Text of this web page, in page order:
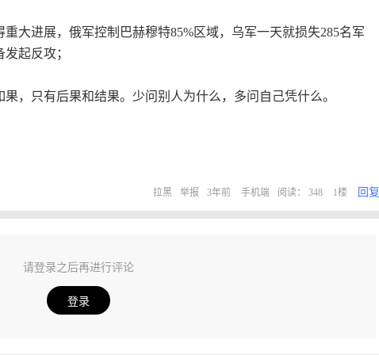
重大进展，俄军控制巴赫穆特85%区域，乌军一天就损失285名军
起反攻；
果，只有后果和结果。少问别人为什么，多问自己凭什么。
拉黑 举报 3年前 手机端 阅读： 348 1楼 回复
请登录之后再进行评论
登录